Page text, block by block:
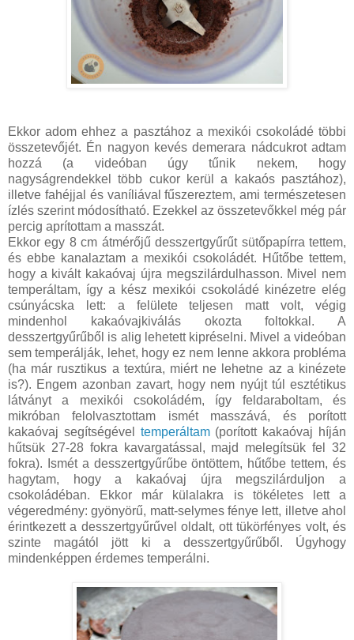
Ekkor adom ehhez a pasztához a mexikói csokoládé többi
összetevőjét. Én nagyon kevés demerara nádcukrot adtam
hozzá (a videóban úgy tűnik nekem, hogy
nagyságrendekkel több cukor kerül a kakaós pasztához),
illetve fahéjjal és vaníliával fűszereztem, ami természetesen
ízlés szerint módosítható. Ezekkel az összetevőkkel még pár
percig aprítottam a masszát.
Ekkor egy 8 cm átmérőjű desszertgyűrűt sütőpapírra tettem,
és ebbe kanalaztam a mexikói csokoládét. Hűtőbe tettem,
hogy a kivált kakaóvaj újra megszilárdulhasson. Mivel nem
temperáltam, így a kész mexikói csokoládé kinézetre elég
csúnyácska lett: a felülete teljesen matt volt, végig
mindenhol kakaóvajkiválás okozta foltokkal. A
desszertgyűrűből is alig lehetett kipréselni. Mivel a videóban
sem temperálják, lehet, hogy ez nem lenne akkora probléma
(ha már rusztikus a textúra, miért ne lehetne az a kinézete
is?). Engem azonban zavart, hogy nem nyújt túl esztétikus
látványt a mexikói csokoládém, így feldaraboltam, és
mikróban felolvasztottam ismét masszává, és porított
kakaóvaj segítségével temperáltam(porított kakaóvaj híján
hűtsük 27-28 fokra kavargatással, majd melegítsük fel 32
fokra). Ismét a desszertgyűrűbe öntöttem, hűtőbe tettem, és
hagytam, hogy a kakaóvaj újra megszilárduljon a
csokoládéban. Ekkor már külalakra is tökéletes lett a
végeredmény: gyönyörű, matt-selymes fénye lett, illetve ahol
érintkezett a desszertgyűrűvel oldalt, ott tükörfényes volt, és
szinte magától jött ki a desszertgyűrűből. Úgyhogy
mindenképpen érdemes temperálni.